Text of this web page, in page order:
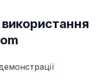
використання